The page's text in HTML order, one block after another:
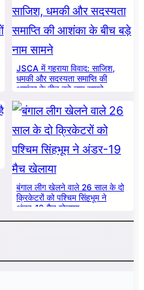
JSCA में गहराया विवाद: साजिश,
धमकी और सदस्यता समाप्ति की
आशंका के बीच बड़े नाम सामने
बंगाल लीग खेलने वाले 26 साल के दो
क्रिकेटरों को पश्चिम सिंहभूम ने
अंडर-19 मैच खेलाया